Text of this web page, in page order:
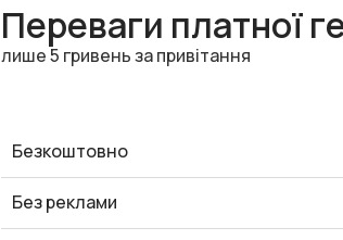
Переваги платної
лише 5 гривень за привітання
Безкоштовно
Без реклами